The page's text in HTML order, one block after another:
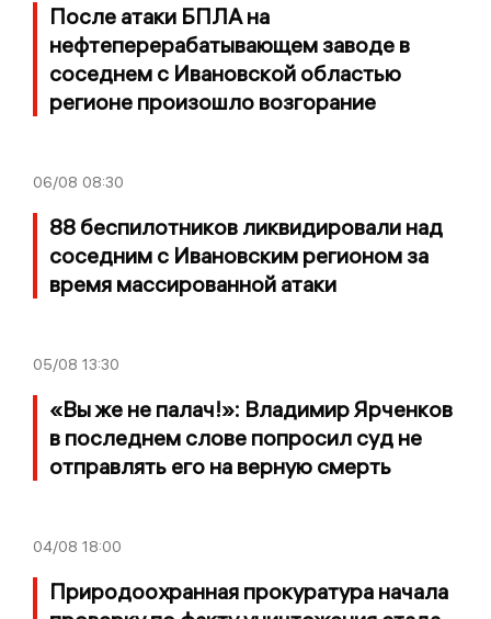
После атаки БПЛА на
нефтеперерабатывающем заводе в
соседнем с Ивановской областью
регионе произошло возгорание
06/08 08:30
88 беспилотников ликвидировали над
соседним с Ивановским регионом за
время массированной атаки
05/08 13:30
«Вы же не палач!»: Владимир Ярченков
в последнем слове попросил суд не
отправлять его на верную смерть
04/08 18:00
Природоохранная прокуратура начала